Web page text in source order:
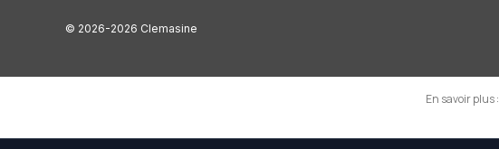
© 2026-2026 Clemasine
En savoir plus :